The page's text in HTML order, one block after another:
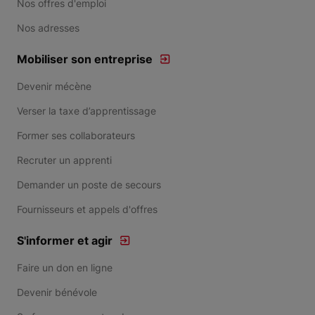
Nos offres d'emploi
Nos adresses
Mobiliser son entreprise
Devenir mécène
Verser la taxe d’apprentissage
Former ses collaborateurs
Recruter un apprenti
Demander un poste de secours
Fournisseurs et appels d'offres
S'informer et agir
Faire un don en ligne
Devenir bénévole